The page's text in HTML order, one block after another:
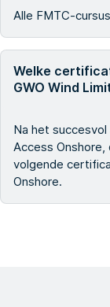
Alle FMTC-
Welke
GWO Wind
Na het succesvol
Access
volgende
Onshore.